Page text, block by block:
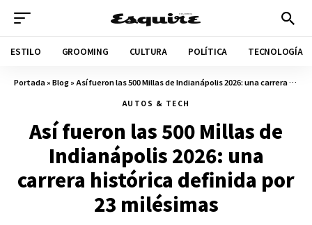
ESTILO GROOMING CULTURA POLÍTICA TECNOLOGÍA
Portada»Blog» Así fueron las 500 Millas de Indianápolis 2026: una carrera histórica definida por 23 milésimas
AUTOS & TECH
Así fueron las 500 Millas de
Indianápolis 2026: una
carrera histórica definida por
23 milésimas